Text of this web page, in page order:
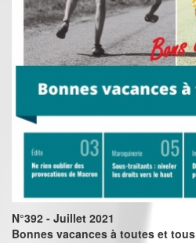
N°392 - Juillet 2021
Bonnes vacances à toutes et tous